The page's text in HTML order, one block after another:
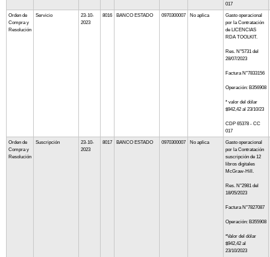
017
Orden de
Compra y
Resolución
Servicio
23-10-
2023
8016 BANCO ESTADO 0970300007 No aplica
Gasto operacional
por la Contratación
de LICENCIAS
RDA TOOLKIT.
Res. N°5731 del
28/07/2023
Factura N°7833156
Operación: B356908
* valor del dólar
$942,42 al 23/10/23
CDP 65378 - CC
017
Orden de
Compra y
Resolución
Suscripción
23-10-
2023
8017 BANCO ESTADO 0970300007 No aplica
Gasto operacional
por la Contratación
suscripción de 12
libros digitales
McGraw-Hill.
Res. N°2981 del
18/05/2023
Factura N°7827087
Operación: B355908
*Valor del dólar
$942,42 al
23/10/2023